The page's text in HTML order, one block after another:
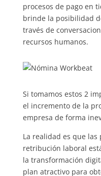
procesos de pago en
brinde la posibilidad
través de
recursos humanos.
Si tomamos estos 2
el incremento de la
empresa de forma
La realidad es que
retribución laboral
la transformación
plan atractivo para